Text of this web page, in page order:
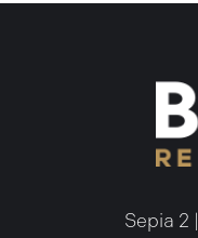
Sepia 2